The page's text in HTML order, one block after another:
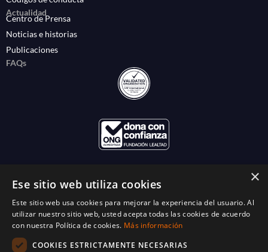
Actualidad
Centro de Prensa
Noticias e historias
Publicaciones
FAQs
×
Ese sitio web utiliza cookies
Este sitio web usa cookies para mejorar la experiencia del usuario. Al
utilizar nuestro sitio web, usted acepta todas las cookies de acuerdo
con nuestra Política de cookies. Más información
COOKIES ESTRICTAMENTE NECESARIAS